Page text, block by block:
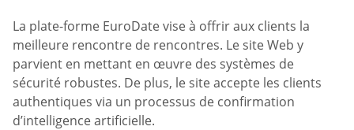
La plate-forme EuroDate vise à offrir aux clients la
meilleure rencontre de rencontres. Le site Web y
parvient en mettant en œuvre des systèmes de
sécurité robustes. De plus, le site accepte les clients
authentiques via un processus de confirmation
d’intelligence artificielle.